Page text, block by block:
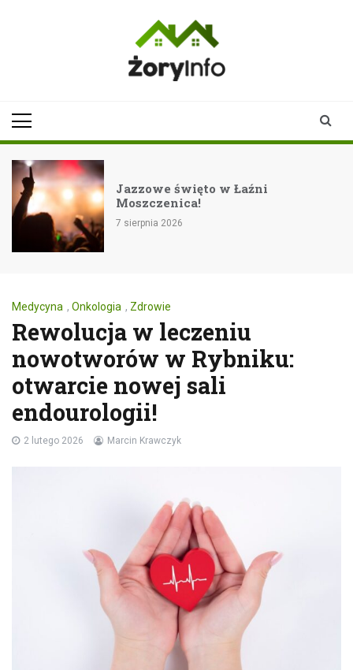
Łaźni
Rockowe
Medycyna , Onkologia , Zdrowie
Rewolucja w leczeniu
nowotworów w Rybniku:
otwarcie nowej sali
endourologii!
2 lutego 2026 Marcin Krawczyk